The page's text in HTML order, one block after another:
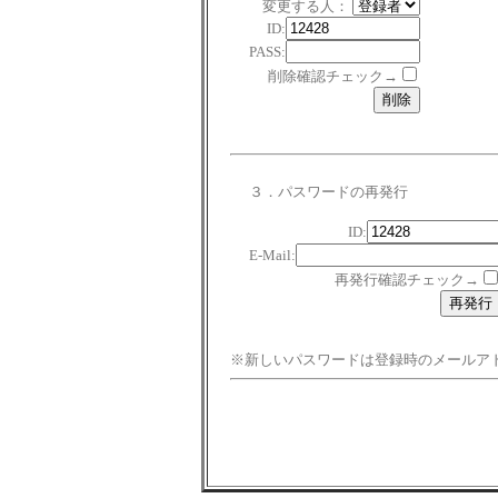
変更する人：
ID:
PASS:
削除確認チェック→
３．パスワードの再発行
ID:
E-Mail:
再発行確認チェック→
※新しいパスワードは登録時のメールア